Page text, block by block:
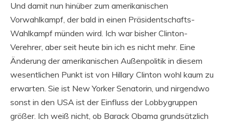
Und damit nun hinüber zum amerikanischen
Vorwahlkampf, der bald in einen Präsidentschafts-
Wahlkampf münden wird. Ich war bisher Clinton-
Verehrer, aber seit heute bin ich es nicht mehr. Eine
Änderung der amerikanischen Außenpolitik in diesem
wesentlichen Punkt ist von Hillary Clinton wohl kaum zu
erwarten. Sie ist New Yorker Senatorin, und nirgendwo
sonst in den USA ist der Einfluss der Lobbygruppen
größer. Ich weiß nicht, ob Barack Obama grundsätzlich